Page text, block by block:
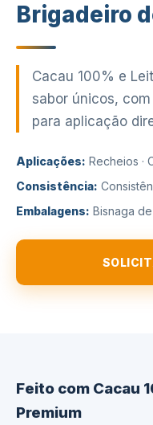
Brigadeiro
Cacau 100% e
sabor únicos,
para aplicação
Aplicações: Recheios ·
Consistência:
Embalagens: Bisnaga de
Feito com Cacau
Premium